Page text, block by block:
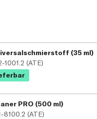
(35 ml)
1001.2 (ATE)
PRO (500 ml)
8100.2 (ATE)